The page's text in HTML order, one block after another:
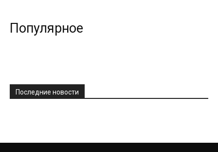
Популярное
Последние новости